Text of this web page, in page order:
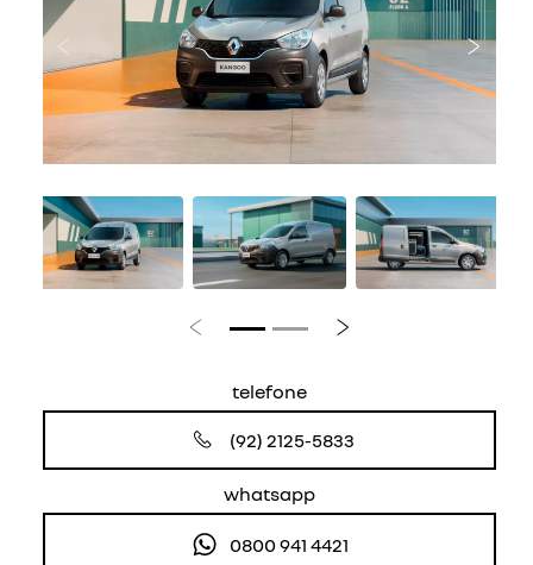
Anterior
Anterior Próximo
telefone
(92) 2125-5833
whatsapp
0800 941 4421